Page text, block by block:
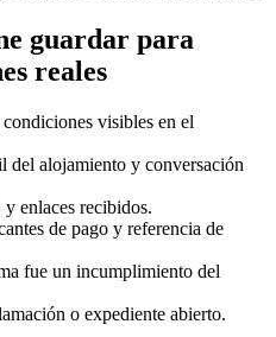
guardar para
reales
visibles en el
del alojamiento y conversación
enlaces recibidos.
de pago y referencia de
fue un incumplimiento del
o expediente abierto.